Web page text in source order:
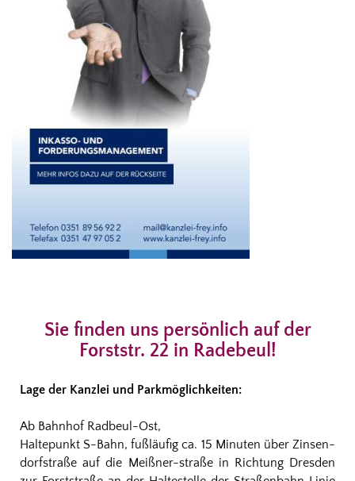
Sie finden uns persönlich auf der
Forststr. 22 in Radebeul!
Lage der Kanzlei und Parkmöglichkeiten:
Ab Bahnhof Radbeul-Ost,
Haltepunkt S-Bahn, fußläufig ca. 15 Minuten über Zinsen-
dorfstraße auf die Meißner-straße in Richtung Dresden